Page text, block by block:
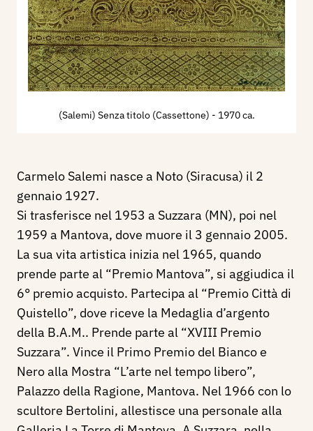
(Salemi) Senza titolo (Cassettone) - 1970 ca.
Carmelo Salemi nasce a Noto (Siracusa) il 2
gennaio 1927.
Si trasferisce nel 1953 a Suzzara (MN), poi nel
1959 a Mantova, dove muore il 3 gennaio 2005.
La sua vita artistica inizia nel 1965, quando
prende parte al “Premio Mantova”, si aggiudica il
6° premio acquisto. Partecipa al “Premio Città di
Quistello”, dove riceve la Medaglia d’argento
della B.A.M.. Prende parte al “XVIII Premio
Suzzara”. Vince il Primo Premio del Bianco e
Nero alla Mostra “L’arte nel tempo libero”,
Palazzo della Ragione, Mantova. Nel 1966 con lo
scultore Bertolini, allestisce una personale alla